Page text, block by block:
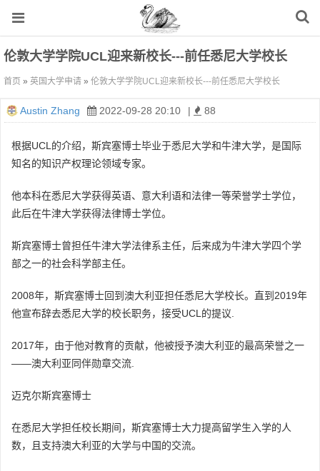
伦敦大学学院UCL迎来新校长---前任悉尼大学校长
首页 » 英国大学申请 » 伦敦大学学院UCL迎来新校长---前任悉尼大学校长
Austin Zhang 2022-09-28 20:10 | 88
根据UCL的介绍，斯宾塞博士毕业于悉尼大学和牛津大学，是国际
知名的知识产权理论领域专家。
他本科在悉尼大学获得英语、意大利语和法律一等荣誉学士学位，
此后在牛津大学获得法律博士学位。
斯宾塞博士曾担任牛津大学法律系主任，后来成为牛津大学四个学
部之一的社会科学部主任。
2008年，斯宾塞博士回到澳大利亚担任悉尼大学校长。直到2019年
他宣布辞去悉尼大学的校长职务，接受UCL的提议.
2017年，由于他对教育的贡献，他被授予澳大利亚的最高荣誉之一
——澳大利亚同伴勋章交流.
迈克尔斯宾塞博士
在悉尼大学担任校长期间，斯宾塞博士大力提高留学生入学的人
数，且支持澳大利亚的大学与中国的交流。